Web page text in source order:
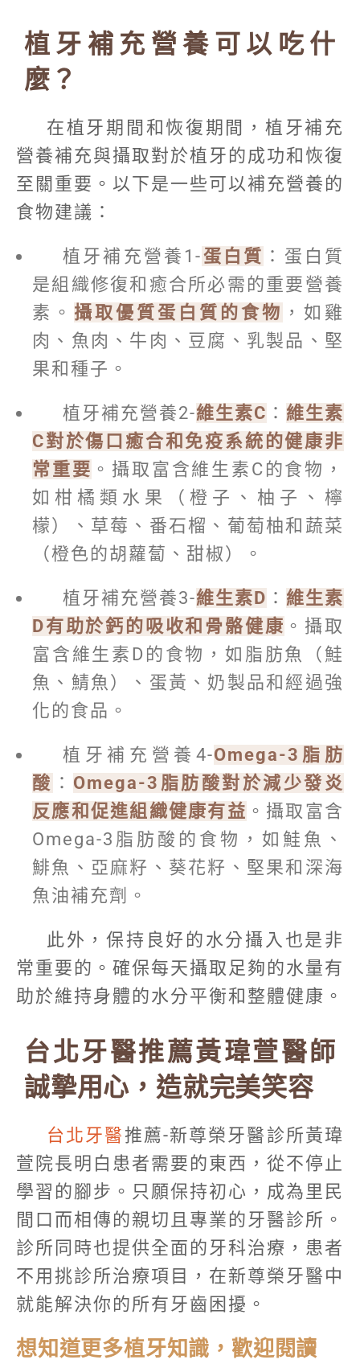
植牙補充營養可以吃什
麼？
在植牙期間和恢復期間，植牙補充
營養補充與攝取對於植牙的成功和恢復
至關重要。以下是一些可以補充營養的
食物建議：
植牙補充營養1-蛋白質 ：蛋白質
是組織修復和癒合所必需的重要營養
素。 攝取優質蛋白質的食物 ，如雞
肉、魚肉、牛肉、豆腐、乳製品、堅
果和種子。
植牙補充營養2-維生素C ： 維生素
C對於傷口癒合和免疫系統的健康非
常重要 。攝取富含維生素C的食物，
如柑橘類水果（橙子、柚子、檸
檬）、草莓、番石榴、葡萄柚和蔬菜
（橙色的胡蘿蔔、甜椒）。
植牙補充營養3-維生素D ： 維生素
D有助於鈣的吸收和骨骼健康 。攝取
富含維生素D的食物，如脂肪魚（鮭
魚、鯖魚）、蛋黃、奶製品和經過強
化的食品。
植牙補充營養4-Omega-3脂肪
酸 ： Omega-3脂肪酸對於減少發炎
反應和促進組織健康有益 。攝取富含
Omega-3脂肪酸的食物，如鮭魚、
鯡魚、亞麻籽、葵花籽、堅果和深海
魚油補充劑。
此外，保持良好的水分攝入也是非
常重要的。確保每天攝取足夠的水量有
助於維持身體的水分平衡和整體健康。
台北牙醫推薦黃瑋萱醫師
誠摯用心，造就完美笑容
台北牙醫 推薦-新尊榮牙醫診所黃瑋
萱院長明白患者需要的東西，從不停止
學習的腳步。只願保持初心，成為里民
間口而相傳的親切且專業的牙醫診所。
診所同時也提供全面的牙科治療，患者
不用挑診所治療項目，在新尊榮牙醫中
就能解決你的所有牙齒困擾。
想知道更多植牙知識，歡迎閱讀